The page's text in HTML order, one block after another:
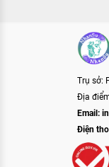
Trụ sở:
Địa
Email:
Điện